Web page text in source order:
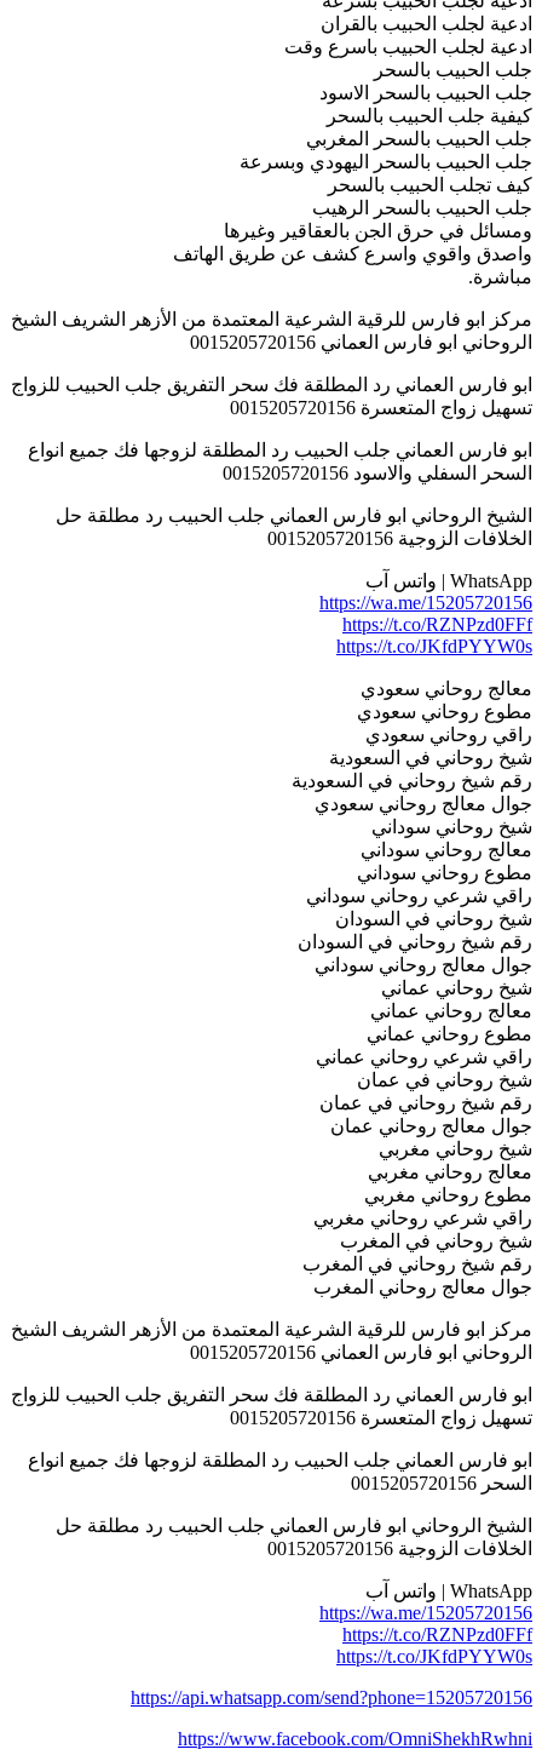
ادعية لجلب الحبيب بالقران
ادعية لجلب الحبيب باسرع وقت
جلب الحبيب بالسحر
جلب الحبيب بالسحر الاسود
كيفية جلب الحبيب بالسحر
جلب الحبيب بالسحر المغربي
جلب الحبيب بالسحر اليهودي وبسرعة
كيف تجلب الحبيب بالسحر
جلب الحبيب بالسحر الرهيب
ومسائل في حرق الجن بالعقاقير وغيرها
واصدق واقوي واسرع كشف عن طريق الهاتف
مباشرة.
مركز ابو فارس للرقية الشرعية المعتمدة من الأزهر الشريف الشيخ
الروحاني ابو فارس العماني 0015205720156
ابو فارس العماني رد المطلقة فك سحر التفريق جلب الحبيب للزواج
تسهيل زواج المتعسرة 0015205720156
ابو فارس العماني جلب الحبيب رد المطلقة لزوجها فك جميع انواع
السحر السفلي والاسود 0015205720156
الشيخ الروحاني ابو فارس العماني جلب الحبيب رد مطلقة حل
الخلافات الزوجية 0015205720156
WhatsApp | واتس آب
https://wa.me/15205720156
https://t.co/RZNPzd0FFf
https://t.co/JKfdPYYW0s
معالج روحاني سعودي
مطوع روحاني سعودي
راقي روحاني سعودي
شيخ روحاني في السعودية
رقم شيخ روحاني في السعودية
جوال معالج روحاني سعودي
شيخ روحاني سوداني
معالج روحاني سوداني
مطوع روحاني سوداني
راقي شرعي روحاني سوداني
شيخ روحاني في السودان
رقم شيخ روحاني في السودان
جوال معالج روحاني سوداني
شيخ روحاني عماني
معالج روحاني عماني
مطوع روحاني عماني
راقي شرعي روحاني عماني
شيخ روحاني في عمان
رقم شيخ روحاني في عمان
جوال معالج روحاني عمان
شيخ روحاني مغربي
معالج روحاني مغربي
مطوع روحاني مغربي
راقي شرعي روحاني مغربي
شيخ روحاني في المغرب
رقم شيخ روحاني في المغرب
جوال معالج روحاني المغرب
مركز ابو فارس للرقية الشرعية المعتمدة من الأزهر الشريف الشيخ
الروحاني ابو فارس العماني 0015205720156
ابو فارس العماني رد المطلقة فك سحر التفريق جلب الحبيب للزواج
تسهيل زواج المتعسرة 0015205720156
ابو فارس العماني جلب الحبيب رد المطلقة لزوجها فك جميع انواع
السحر 0015205720156
الشيخ الروحاني ابو فارس العماني جلب الحبيب رد مطلقة حل
الخلافات الزوجية 0015205720156
WhatsApp | واتس آب
https://wa.me/15205720156
https://t.co/RZNPzd0FFf
https://t.co/JKfdPYYW0s
https://api.whatsapp.com/send?phone=15205720156
https://www.facebook.com/OmniShekhRwhni